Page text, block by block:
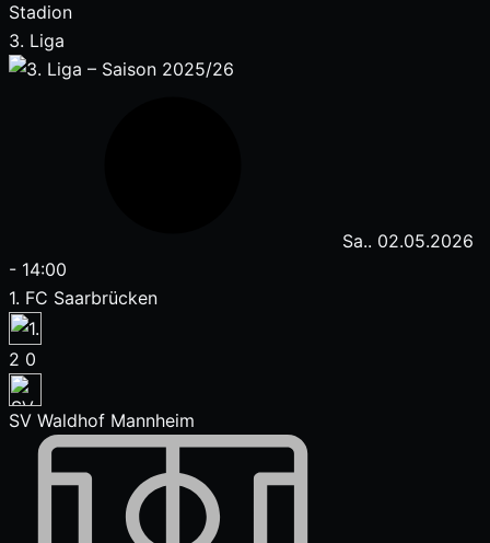
Stadion
3. Liga
Sa.. 02.05.2026
- 14:00
1. FC Saarbrücken
2 0
SV Waldhof Mannheim